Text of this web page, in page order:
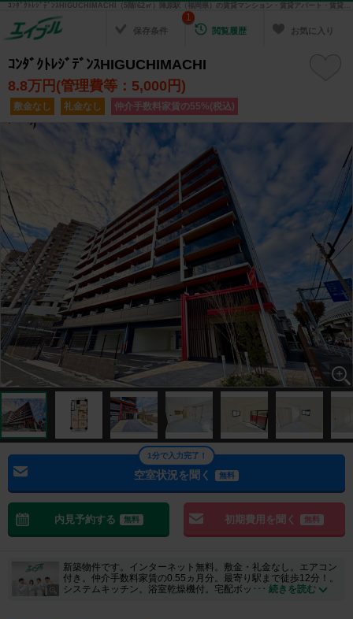
ｺﾝﾀﾞｸﾄﾚｼﾞﾃﾞﾝｽHIGUCHIMACHI（5階/62㎡）陣原駅（福岡県）の賃貸マンション・賃貸アパート・賃貸住宅の不動産情報を検索！ 不動産賃貸の物件探しは、お部屋探しのエイブル
保存条件 閲覧履歴
1
お気に入り
ｺﾝﾀﾞｸﾄﾚｼﾞﾃﾞﾝｽHIGUCHIMACHI
8.8万円(管理費等：5,000円)
敷金なし 礼金なし 仲介手数料家賃の55%(税込)
空室状況を聞く 無料
1分で入力完了！
内見予約する 無料 初期費用を聞く 無料
新築物件です。インターネット無料。敷金・礼金なし。エアコン
付き。仲介手数料家賃の0.55ヵ月分。最寄り駅まで徒歩12分！。
システムキッチン。浴室乾燥機付。宅配ボッ ･･･ 続きを読む